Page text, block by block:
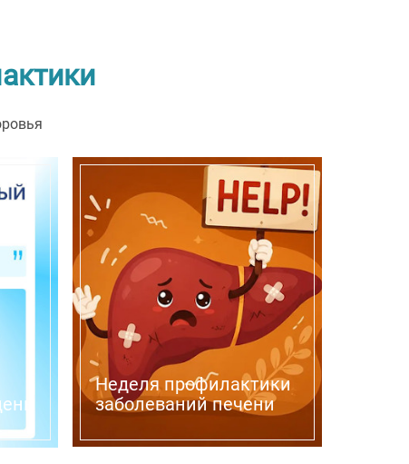
Неделя профилактики
заболеваний печени